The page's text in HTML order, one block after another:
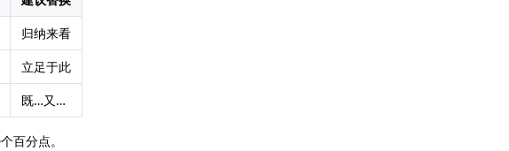
归纳来看
立足于此
既…又…
百分点。